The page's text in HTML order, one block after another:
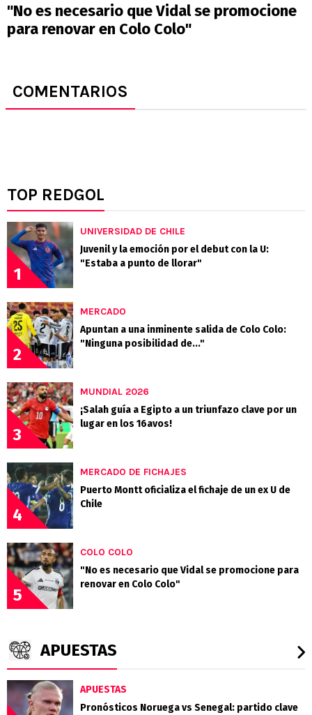
"No es necesario que Vidal se promocione
para renovar en Colo Colo"
COMENTARIOS
TOP REDGOL
1
UNIVERSIDAD DE CHILE
Juvenil y la emoción por el debut con la U:
"Estaba a punto de llorar"
2
MERCADO
Apuntan a una inminente salida de Colo Colo:
"Ninguna posibilidad de..."
3
MUNDIAL 2026
¡Salah guía a Egipto a un triunfazo clave por un
lugar en los 16avos!
4
MERCADO DE FICHAJES
Puerto Montt oficializa el fichaje de un ex U de
Chile
5
COLO COLO
"No es necesario que Vidal se promocione para
renovar en Colo Colo"
APUESTAS
APUESTAS
Pronósticos Noruega vs Senegal: partido clave